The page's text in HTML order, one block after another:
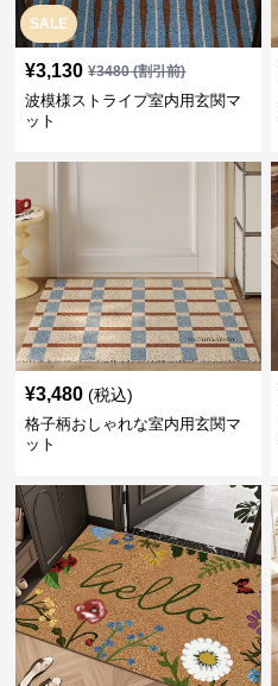
SALE
¥3,130 ¥3480(割引前)
波模様ストライプ室内用玄関マ
ット
¥3,480 (税込)
格子柄おしゃれな室内用玄関マ
ット